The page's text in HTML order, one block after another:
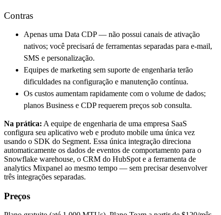
Contras
Apenas uma Data CDP — não possui canais de ativação
nativos; você precisará de ferramentas separadas para e-mail,
SMS e personalização.
Equipes de marketing sem suporte de engenharia terão
dificuldades na configuração e manutenção contínua.
Os custos aumentam rapidamente com o volume de dados;
planos Business e CDP requerem preços sob consulta.
Na prática: A equipe de engenharia de uma empresa SaaS
configura seu aplicativo web e produto mobile uma única vez
usando o SDK do Segment. Essa única integração direciona
automaticamente os dados de eventos de comportamento para o
Snowflake warehouse, o CRM do HubSpot e a ferramenta de
analytics Mixpanel ao mesmo tempo — sem precisar desenvolver
três integrações separadas.
Preços